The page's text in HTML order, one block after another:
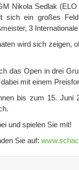
Nikola Sedlak
sich ein großes
3
wird sich zeigen,
das Open in drei
mit einem
bis zum 15. Juni
und spielen Sie mit!
Sie auf: